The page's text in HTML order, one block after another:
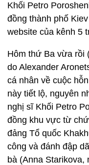
Khối Petro
đồng thành phố
website của kênh 5
Hôm thứ Ba vừa rồi
do Alexander
cá nhân về cuộc
này tiết lộ, nguyên
nghị sĩ Khối Petro
đồng khu vực từ
đảng Tổ quốc
công và đánh đập
bà (Anna